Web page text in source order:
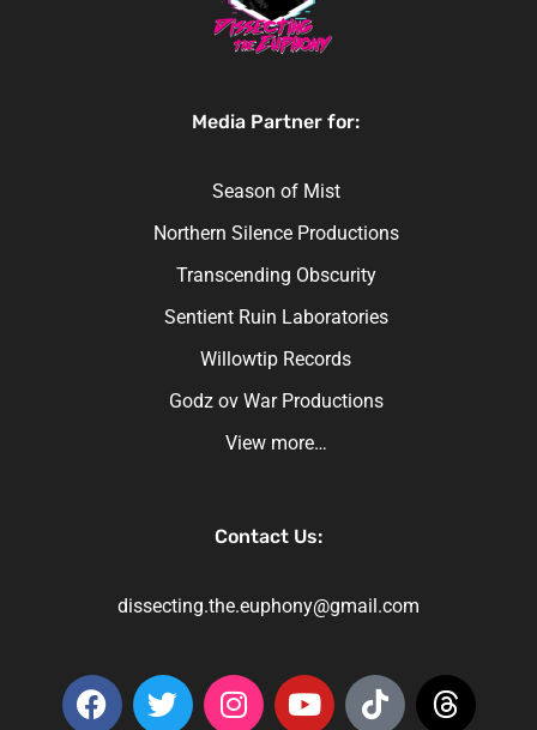
Media Partner for:
Season of Mist
Northern Silence Productions
Transcending Obscurity
Sentient Ruin Laboratories
Willowtip Records
Godz ov War Productions
View more…
Contact Us:
dissecting.the.euphony@gmail.com